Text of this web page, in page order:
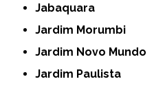
Jabaquara
Jardim Morumbi
Jardim Novo Mundo
Jardim Paulista